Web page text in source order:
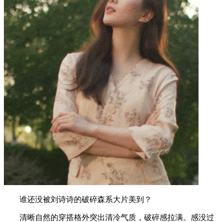
谁还没被刘诗诗的破碎森系大片美到？
清晰自然的穿搭格外突出清冷气质，破碎感拉满。感没过